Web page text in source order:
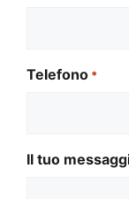
Telefono *
Il tuo